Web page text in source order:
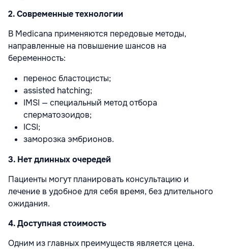
2. Современные технологии
В Medicana применяются передовые методы,
направленные на повышение шансов на
беременность:
перенос бластоцисты;
assisted hatching;
IMSI — специальный метод отбора
сперматозоидов;
ICSI;
заморозка эмбрионов.
3. Нет длинных очередей
Пациенты могут планировать консультацию и
лечение в удобное для себя время, без длительного
ожидания.
4. Доступная стоимость
Одним из главных преимуществ является цена.